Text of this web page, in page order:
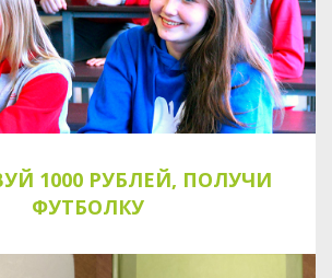
1000 РУБЛЕЙ, ПОЛУЧИ
ФУТБОЛКУ